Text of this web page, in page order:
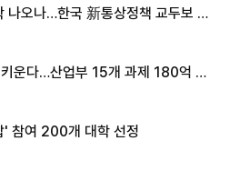
나오나…한국 新통상정책 교두보 활
운다…산업부 15개 과제 180억 지
' 참여 200개 대학 선정